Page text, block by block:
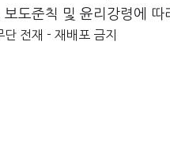
도준칙 및 윤리강령에
전재 - 재배포 금지